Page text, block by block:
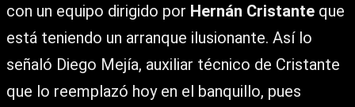
con un equipo dirigido por Hernán Cristante que
está teniendo un arranque ilusionante. Así lo
señaló Diego Mejía, auxiliar técnico de Cristante
que lo reemplazó hoy en el banquillo, pues